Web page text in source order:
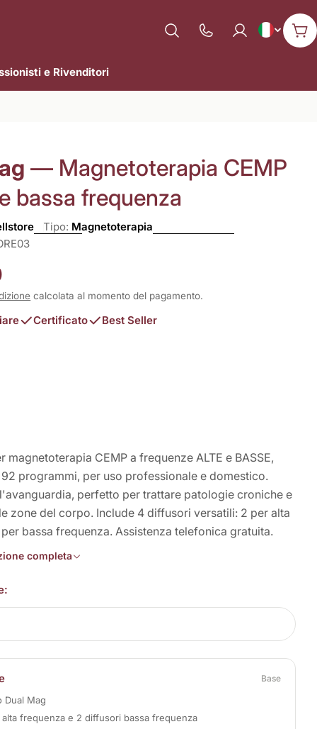
Mostra
di
L
n
u
a
Italiano
e Rivenditori
modalità modale
— Magnetoterapia CEMP
bassa frequenza
Tipo: Magnetoterapia
calcolata al momento del pagamento.
Certificato Best Seller
magnetoterapia CEMP a frequenze ALTE e BASSE,
programmi, per uso professionale e domestico.
perfetto per trattare patologie croniche e
zone del corpo. Include 4 diffusori versatili: 2 per alta
bassa frequenza. Assistenza telefonica gratuita.
completa
Base
Dual Mag
frequenza e 2 diffusori bassa frequenza